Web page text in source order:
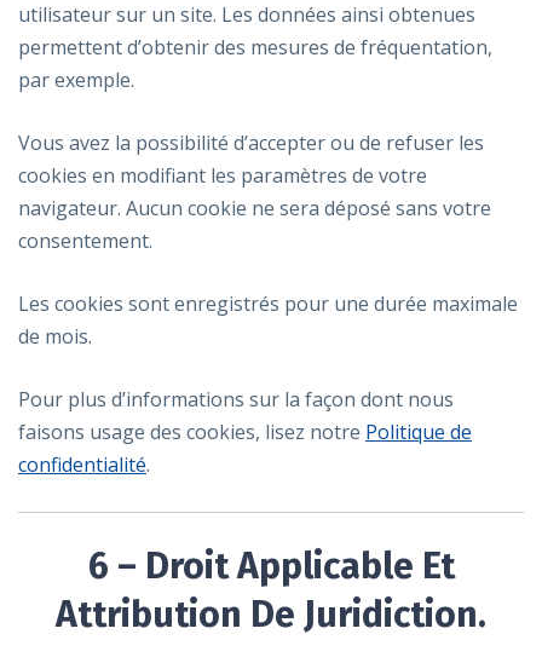
utilisateur sur un site. Les données ainsi obtenues
permettent d’obtenir des mesures de fréquentation,
par exemple.
Vous avez la possibilité d’accepter ou de refuser les
cookies en modifiant les paramètres de votre
navigateur. Aucun cookie ne sera déposé sans votre
consentement.
Les cookies sont enregistrés pour une durée maximale
de mois.
Pour plus d’informations sur la façon dont nous
faisons usage des cookies, lisez notre Politique de
confidentialité.
6 – Droit Applicable Et
Attribution De Juridiction.